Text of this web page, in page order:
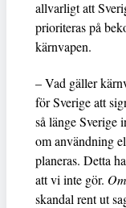
allvarligt att
prioriteras på
kärnvapen.
– Vad gäller
för Sverige att
så länge Sverige
om användning
planeras. Detta
att vi inte gör. Om
skandal rent ut